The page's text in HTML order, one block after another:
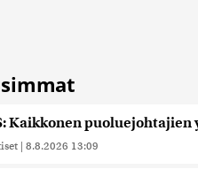
Kaikkonen puoluejohtajien
| 8.8.2026 13:09